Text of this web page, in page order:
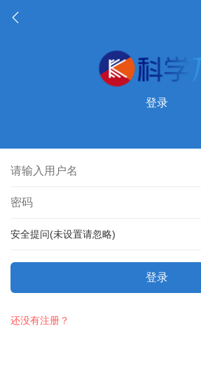
登录
安全提问(未设置请忽略)
登录
还没有注册？